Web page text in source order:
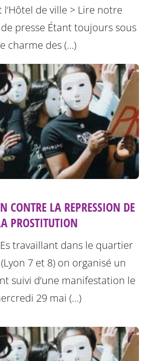
de ville > Lire notre
presse Étant toujours sous
charme des (…)
CONTRE LA REPRESSION DE
PROSTITUTION
travaillant dans le quartier
7 et 8) on organisé un
suivi d’une manifestation le
29 mai (…)